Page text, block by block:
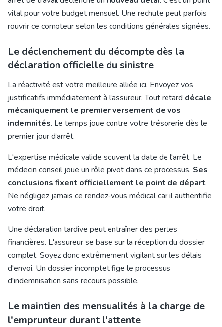
vital pour votre budget mensuel. Une rechute peut parfois
rouvrir ce compteur selon les conditions générales signées.
Le déclenchement du décompte dès la
déclaration officielle du sinistre
La réactivité est votre meilleure alliée ici. Envoyez vos
justificatifs immédiatement à l'assureur. Tout retard décale
mécaniquement le premier versement de vos
indemnités. Le temps joue contre votre trésorerie dès le
premier jour d'arrêt.
L'expertise médicale valide souvent la date de l'arrêt. Le
médecin conseil joue un rôle pivot dans ce processus. Ses
conclusions fixent officiellement le point de départ.
Ne négligez jamais ce rendez-vous médical car il authentifie
votre droit.
Une déclaration tardive peut entraîner des pertes
financières. L'assureur se base sur la réception du dossier
complet. Soyez donc extrêmement vigilant sur les délais
d'envoi. Un dossier incomptet fige le processus
d'indemnisation sans recours possible.
Le maintien des mensualités à la charge de
l'emprunteur durant l'attente